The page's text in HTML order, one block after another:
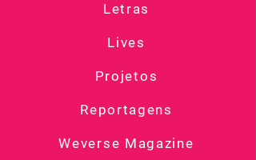
Letras
Lives
Projetos
Reportagens
Weverse Magazine